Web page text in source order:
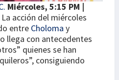
Miércoles, 5:15 PM |
La acción del miércoles
entre Choloma y
llega con antecedentes
quienes se han
consiguiendo